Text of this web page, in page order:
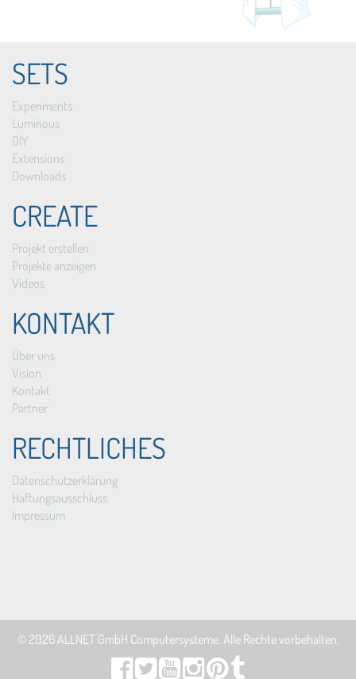
SETS
Experiments
Luminous
DIY
Extensions
Downloads
CREATE
Projekt erstellen
Projekte anzeigen
Videos
KONTAKT
Über uns
Vision
Kontakt
Partner
RECHTLICHES
Datenschutzerklärung
Haftungsausschluss
Impressum
© 2026ALLNET GmbH Computersysteme. Alle Rechte vorbehalten.